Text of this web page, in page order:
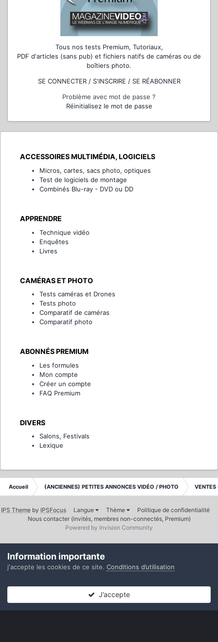
Tous nos tests Premium, Tutoriaux,
PDF d'articles (sans pub) et fichiers natifs de caméras ou de
boîtiers photo.
SE CONNECTER / S'INSCRIRE / SE RÉABONNER
Problème avec mot de passe ?
Réinitialisez le mot de passe
ACCESSOIRES MULTIMÉDIA, LOGICIELS
Micros, cartes, sacs photo, optiques
Test de logiciels de montage
Combinés Blu-ray - DVD ou DD
APPRENDRE
Technique vidéo
Enquêtes
Livres
CAMÉRAS ET PHOTO
Tests caméras et Drones
Tests photo
Comparatif de caméras
Comparatif photo
ABONNÉS PREMIUM
Les formules
Mon compte
Créer un compte
FAQ Premium
DIVERS
Salons, Festivals
Lexique
Accueil (ANCIENNES) PETITES ANNONCES VIDÉO / PHOTO VENTES
IPS Theme by IPSFocus Langue Thème
Politique de confidentialité
Nous contacter (invités, membres non-connectés, Premium)
Powered by Invision Community
Information importante
j'accepte les cookies de ce site. Conditions d’utilisation
J’accepte